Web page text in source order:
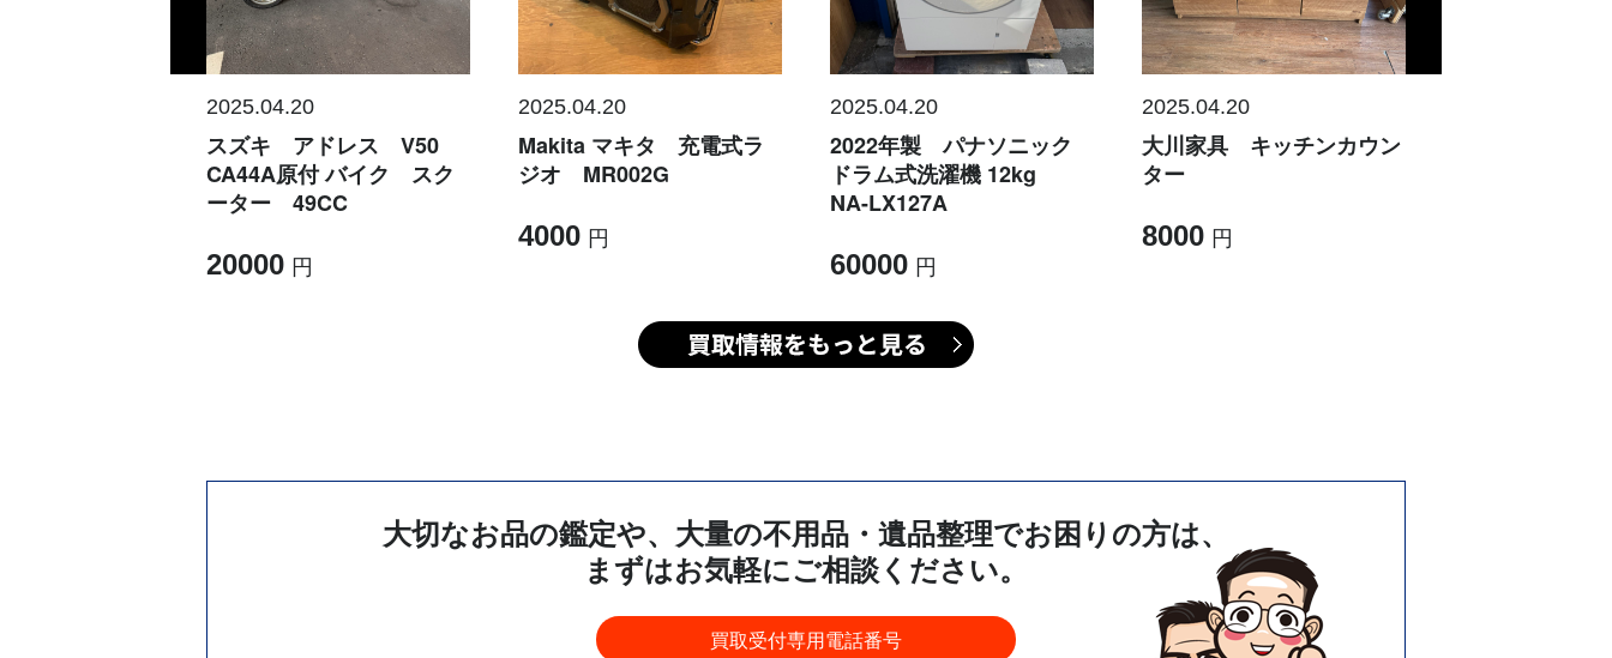
2025.04.20
スズキ アドレス V50
CA44A原付 バイク スク
ーター 49CC
20000
2025.04.20
Makita マキタ 充電式ラ
ジオ MR002G
4000
2025.04.20
2022年製 パナソニック
ドラム式洗濯機 12kg
NA-LX127A
60000
2025.04.20
大川家具 キッチンカウン
ター
8000
大切なお品の鑑定や、大量の不用品・遺品整理でお困りの方は、
まずはお気軽にご相談ください。
買取受付専用電話番号